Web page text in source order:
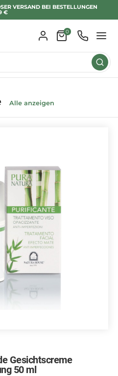
VERSAND BEI BESTELLUNGEN
€
0
Alle anzeigen
Gesichtscreme
50 ml